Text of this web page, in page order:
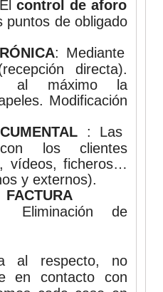
control de aforo
puntos de obligado
: Mediante
directa).
al máximo la
Modificación
: Las
con los clientes
vídeos, ficheros…
y externos).
FACTURA
Eliminación de
al respecto, no
en contacto con